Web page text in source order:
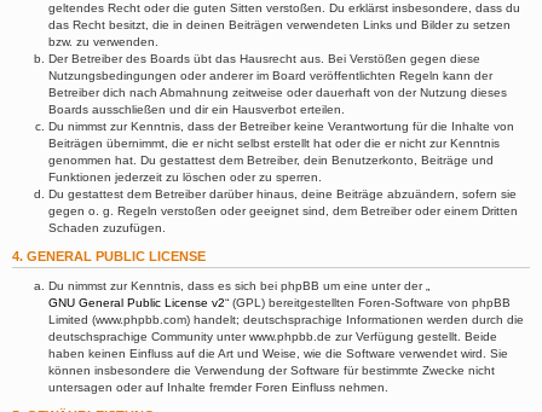
geltendes Recht oder die guten Sitten verstoßen. Du erklärst insbesondere, dass du
das Recht besitzt, die in deinen Beiträgen verwendeten Links und Bilder zu setzen
bzw. zu verwenden.
Der Betreiber des Boards übt das Hausrecht aus. Bei Verstößen gegen diese
Nutzungsbedingungen oder anderer im Board veröffentlichten Regeln kann der
Betreiber dich nach Abmahnung zeitweise oder dauerhaft von der Nutzung dieses
Boards ausschließen und dir ein Hausverbot erteilen.
Du nimmst zur Kenntnis, dass der Betreiber keine Verantwortung für die Inhalte von
Beiträgen übernimmt, die er nicht selbst erstellt hat oder die er nicht zur Kenntnis
genommen hat. Du gestattest dem Betreiber, dein Benutzerkonto, Beiträge und
Funktionen jederzeit zu löschen oder zu sperren.
Du gestattest dem Betreiber darüber hinaus, deine Beiträge abzuändern, sofern sie
gegen o. g. Regeln verstoßen oder geeignet sind, dem Betreiber oder einem Dritten
Schaden zuzufügen.
4. GENERAL PUBLIC LICENSE
Du nimmst zur Kenntnis, dass es sich bei phpBB um eine unter der „
GNU General Public License v2“ (GPL) bereitgestellten Foren-Software von phpBB
Limited (www.phpbb.com) handelt; deutschsprachige Informationen werden durch die
deutschsprachige Community unter www.phpbb.de zur Verfügung gestellt. Beide
haben keinen Einfluss auf die Art und Weise, wie die Software verwendet wird. Sie
können insbesondere die Verwendung der Software für bestimmte Zwecke nicht
untersagen oder auf Inhalte fremder Foren Einfluss nehmen.